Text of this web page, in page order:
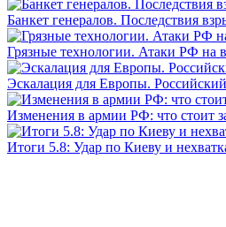
Банкет генералов. Последствия
Грязные технологии. Атаки РФ
Эскалация для Европы.
Изменения в армии РФ: что стоит
Итоги 5.8: Удар по Киеву и